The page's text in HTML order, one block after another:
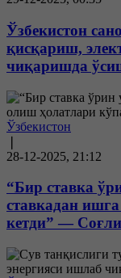
Ўзбекистон
қисқариш,
чиқаришда
Ўзбекистон
28-12-2025, 21:12
“Бир ставка
ставкадан
кетди” —